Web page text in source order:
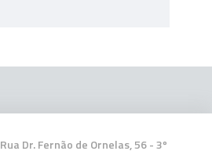
Rua Dr. Fernão de Ornelas, 56 - 3º